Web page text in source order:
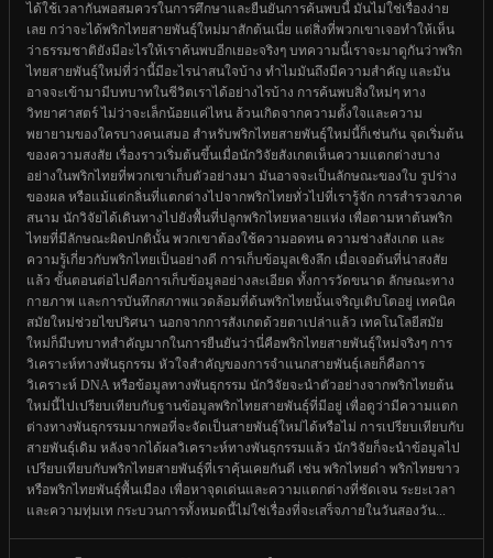
ได้ใช้เวลากันพอสมควรในการศึกษาและยืนยันการค้นพบนี้ มันไม่ใช่เรื่องง่าย
เลย กว่าจะได้พริกไทยสายพันธุ์ใหม่มาสักต้นเนี่ย แต่สิ่งที่พวกเขาเจอทำให้เห็น
ว่าธรรมชาติยังมีอะไรให้เราค้นพบอีกเยอะจริงๆ บทความนี้เราจะมาดูกันว่าพริก
ไทยสายพันธุ์ใหม่ที่ว่านี้มีอะไรน่าสนใจบ้าง ทำไมมันถึงมีความสำคัญ และมัน
อาจจะเข้ามามีบทบาทในชีวิตเราได้อย่างไรบ้าง การค้นพบสิ่งใหม่ๆ ทาง
วิทยาศาสตร์ ไม่ว่าจะเล็กน้อยแค่ไหน ล้วนเกิดจากความตั้งใจและความ
พยายามของใครบางคนเสมอ สำหรับพริกไทยสายพันธุ์ใหม่นี้ก็เช่นกัน จุดเริ่มต้น
ของความสงสัย เรื่องราวเริ่มต้นขึ้นเมื่อนักวิจัยสังเกตเห็นความแตกต่างบาง
อย่างในพริกไทยที่พวกเขาเก็บตัวอย่างมา มันอาจจะเป็นลักษณะของใบ รูปร่าง
ของผล หรือแม้แต่กลิ่นที่แตกต่างไปจากพริกไทยทั่วไปที่เรารู้จัก การสำรวจภาค
สนาม นักวิจัยได้เดินทางไปยังพื้นที่ปลูกพริกไทยหลายแห่ง เพื่อตามหาต้นพริก
ไทยที่มีลักษณะผิดปกตินั้น พวกเขาต้องใช้ความอดทน ความช่างสังเกต และ
ความรู้เกี่ยวกับพริกไทยเป็นอย่างดี การเก็บข้อมูลเชิงลึก เมื่อเจอต้นที่น่าสงสัย
แล้ว ขั้นตอนต่อไปคือการเก็บข้อมูลอย่างละเอียด ทั้งการวัดขนาด ลักษณะทาง
กายภาพ และการบันทึกสภาพแวดล้อมที่ต้นพริกไทยนั้นเจริญเติบโตอยู่ เทคนิค
สมัยใหม่ช่วยไขปริศนา นอกจากการสังเกตด้วยตาเปล่าแล้ว เทคโนโลยีสมัย
ใหม่ก็มีบทบาทสำคัญมากในการยืนยันว่านี่คือพริกไทยสายพันธุ์ใหม่จริงๆ การ
วิเคราะห์ทางพันธุกรรม หัวใจสำคัญของการจำแนกสายพันธุ์เลยก็คือการ
วิเคราะห์ DNA หรือข้อมูลทางพันธุกรรม นักวิจัยจะนำตัวอย่างจากพริกไทยต้น
ใหม่นี้ไปเปรียบเทียบกับฐานข้อมูลพริกไทยสายพันธุ์ที่มีอยู่ เพื่อดูว่ามีความแตก
ต่างทางพันธุกรรมมากพอที่จะจัดเป็นสายพันธุ์ใหม่ได้หรือไม่ การเปรียบเทียบกับ
สายพันธุ์เดิม หลังจากได้ผลวิเคราะห์ทางพันธุกรรมแล้ว นักวิจัยก็จะนำข้อมูลไป
เปรียบเทียบกับพริกไทยสายพันธุ์ที่เราคุ้นเคยกันดี เช่น พริกไทยดำ พริกไทยขาว
หรือพริกไทยพันธุ์พื้นเมือง เพื่อหาจุดเด่นและความแตกต่างที่ชัดเจน ระยะเวลา
และความทุ่มเท กระบวนการทั้งหมดนี้ไม่ใช่เรื่องที่จะเสร็จภายในวันสองวัน...